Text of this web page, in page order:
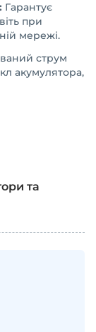
Гарантує
при
мережі.
струм
акумулятора,
та
його в
це - товар